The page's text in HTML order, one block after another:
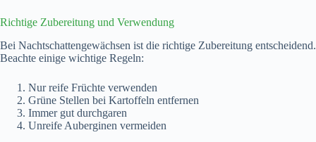
Richtige Zubereitung und Verwendung
Bei Nachtschattengewächsen ist die richtige Zubereitung entscheidend.
Beachte einige wichtige Regeln:
Nur reife Früchte verwenden
Grüne Stellen bei Kartoffeln entfernen
Immer gut durchgaren
Unreife Auberginen vermeiden